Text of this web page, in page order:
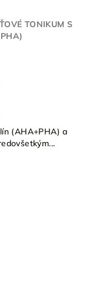
TONIKUM S
(AHA+PHA) a